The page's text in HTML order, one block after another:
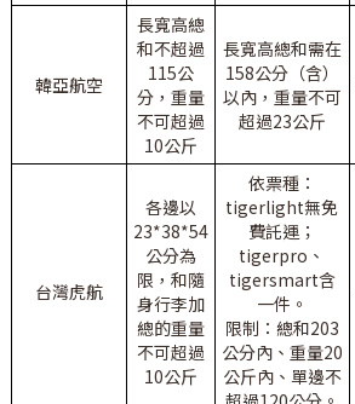
韓亞航空
長寬高總
和不超過
115公
分，重量
不可超過
10公斤
長寬高總和需在
158公分（含）
以內，重量不可
超過23公斤
台灣虎航
各邊以
23*38*54
公分為
限，和隨
身行李加
總的重量
不可超過
10公斤
依票種：
tigerlight無免
費託運；
tigerpro、
tigersmart含
一件。
限制：總和203
公分內、重量20
公斤內、單邊不